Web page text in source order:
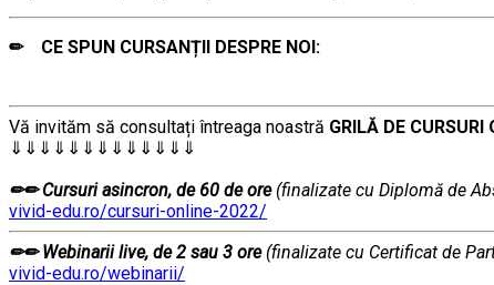
✏ CE SPUN CURSANȚII DESPRE NOI:
Vă invităm să consultați întreaga noastră GRILĂ DE CURSURI
⇓⇓⇓⇓⇓⇓⇓⇓⇓⇓⇓⇓⇓
✏✏ Cursuri asincron, de 60 de ore (finalizate cu Diplomă de
vivid-edu.ro/cursuri-online-2022/
✏✏ Webinarii live, de 2 sau 3 ore(finalizate cu Certificat de
vivid-edu.ro/webinarii/